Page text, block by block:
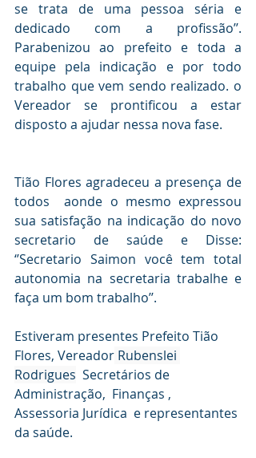
se trata de uma pessoa séria e
dedicado com a profissão’’.
Parabenizou ao prefeito e toda a
equipe pela indicação e por todo
trabalho que vem sendo realizado. o
Vereador se prontificou a estar
disposto a ajudar nessa nova fase.
Tião Flores agradeceu a presença de
todos  aonde o mesmo expressou
sua satisfação na indicação do novo
secretario de saúde e Disse:
‘’Secretario Saimon você tem total
autonomia na secretaria trabalhe e
faça um bom trabalho’’.
Estiveram presentes Prefeito Tião
Flores, Vereador Rubenslei
Rodrigues
  Secretários de
Administração,  Finanças ,
Assessoria Jurídica  e representantes
da saúde.